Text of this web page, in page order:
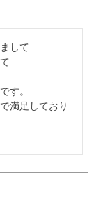
して
す。
満足しており